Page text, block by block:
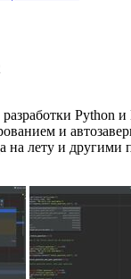
Python
и
на лету и другими